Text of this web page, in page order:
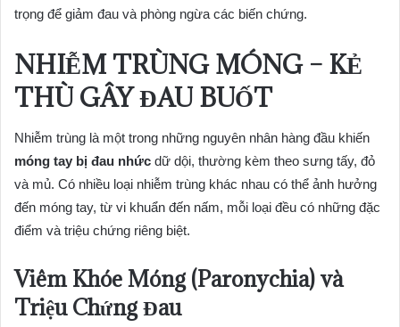
trọng để giảm đau và phòng ngừa các biến chứng.
NHIỄM TRÙNG MÓNG – KẺ
THÙ GÂY ĐAU BUỐT
Nhiễm trùng là một trong những nguyên nhân hàng đầu khiến
móng tay bị đau nhức dữ dội, thường kèm theo sưng tấy, đỏ
và mủ. Có nhiều loại nhiễm trùng khác nhau có thể ảnh hưởng
đến móng tay, từ vi khuẩn đến nấm, mỗi loại đều có những đặc
điểm và triệu chứng riêng biệt.
Viêm Khóe Móng (Paronychia) và
Triệu Chứng Đau